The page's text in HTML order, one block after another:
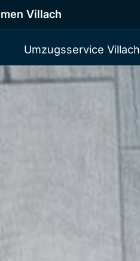
Villach
Umzugsservice Villach